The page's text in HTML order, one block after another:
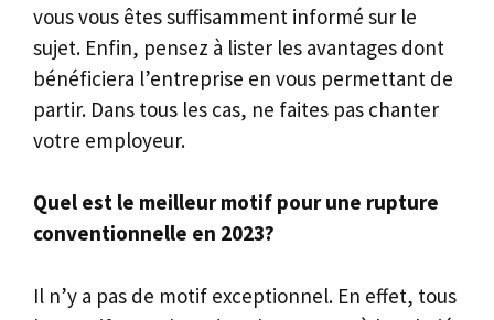
vous vous êtes suffisamment informé sur le
sujet. Enfin, pensez à lister les avantages dont
bénéficiera l’entreprise en vous permettant de
partir. Dans tous les cas, ne faites pas chanter
votre employeur.
Quel est le meilleur motif pour une rupture
conventionnelle en 2023?
Il n’y a pas de motif exceptionnel. En effet, tous